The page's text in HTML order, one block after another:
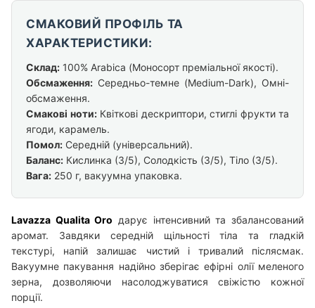
СМАКОВИЙ ПРОФІЛЬ ТА
ХАРАКТЕРИСТИКИ:
Склад: 100% Arabica (Моносорт преміальної якості).
Обсмаження: Середньо-темне (Medium-Dark), Омні-
обсмаження.
Смакові ноти:Квіткові дескриптори, стиглі фрукти та
ягоди, карамель.
Помол: Середній (універсальний).
Баланс: Кислинка (3/5), Солодкість (3/5), Тіло (3/5).
Вага: 250 г, вакуумна упаковка.
Lavazza Qualita Oro дарує інтенсивний та збалансований
аромат. Завдяки середній щільності тіла та гладкій
текстурі, напій залишає чистий і тривалий післясмак.
Вакуумне пакування надійно зберігає ефірні олії меленого
зерна, дозволяючи насолоджуватися свіжістю кожної
порції.